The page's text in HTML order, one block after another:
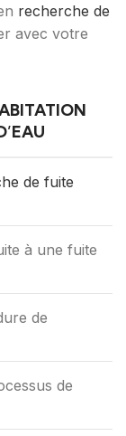
recherche de
avec votre
de fuite
à une fuite
de
de